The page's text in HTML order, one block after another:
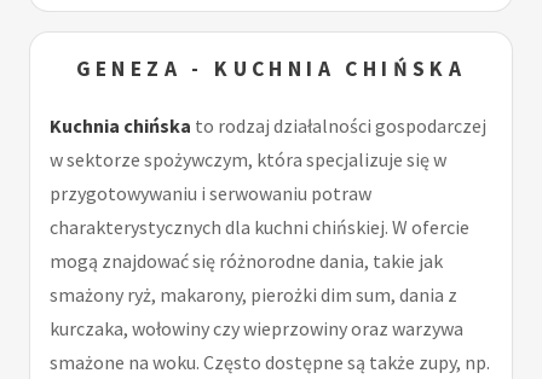
GENEZA - KUCHNIA CHIŃSKA
Kuchnia chińska to rodzaj działalności gospodarczej
w sektorze spożywczym, która specjalizuje się w
przygotowywaniu i serwowaniu potraw
charakterystycznych dla kuchni chińskiej. W ofercie
mogą znajdować się różnorodne dania, takie jak
smażony ryż, makarony, pierożki dim sum, dania z
kurczaka, wołowiny czy wieprzowiny oraz warzywa
smażone na woku. Często dostępne są także zupy, np.